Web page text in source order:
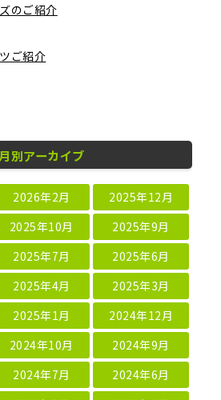
のご紹介
ご紹介
月別アーカイブ
2026年2月
2025年12月
2025年10月
2025年9月
2025年7月
2025年6月
2025年4月
2025年3月
2025年1月
2024年12月
2024年10月
2024年9月
2024年7月
2024年6月